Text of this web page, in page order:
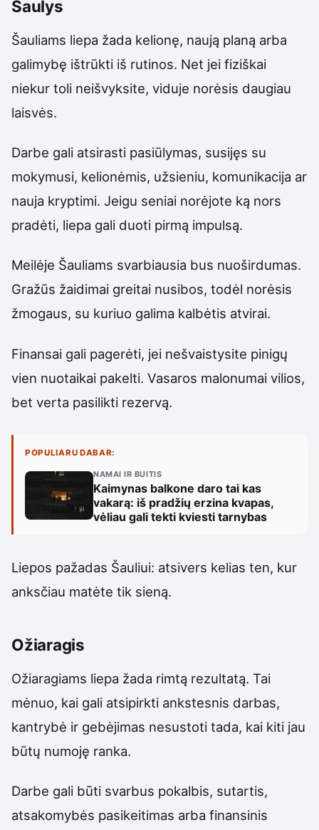
Šaulys
Šauliams liepa žada kelionę, naują planą arba
galimybę ištrūkti iš rutinos. Net jei fiziškai
niekur toli neišvyksite, viduje norėsis daugiau
laisvės.
Darbe gali atsirasti pasiūlymas, susijęs su
mokymusi, kelionėmis, užsieniu, komunikacija ar
nauja kryptimi. Jeigu seniai norėjote ką nors
pradėti, liepa gali duoti pirmą impulsą.
Meilėje Šauliams svarbiausia bus nuoširdumas.
Gražūs žaidimai greitai nusibos, todėl norėsis
žmogaus, su kuriuo galima kalbėtis atvirai.
Finansai gali pagerėti, jei nešvaistysite pinigų
vien nuotaikai pakelti. Vasaros malonumai vilios,
bet verta pasilikti rezervą.
POPULIARU DABAR:
NAMAI IR BUITIS
Kaimynas balkone daro tai kas
vakarą: iš pradžių erzina kvapas,
vėliau gali tekti kviesti tarnybas
Liepos pažadas Šauliui: atsivers kelias ten, kur
anksčiau matėte tik sieną.
Ožiaragis
Ožiaragiams liepa žada rimtą rezultatą. Tai
mėnuo, kai gali atsipirkti ankstesnis darbas,
kantrybė ir gebėjimas nesustoti tada, kai kiti jau
būtų numoję ranka.
Darbe gali būti svarbus pokalbis, sutartis,
atsakomybės pasikeitimas arba finansinis